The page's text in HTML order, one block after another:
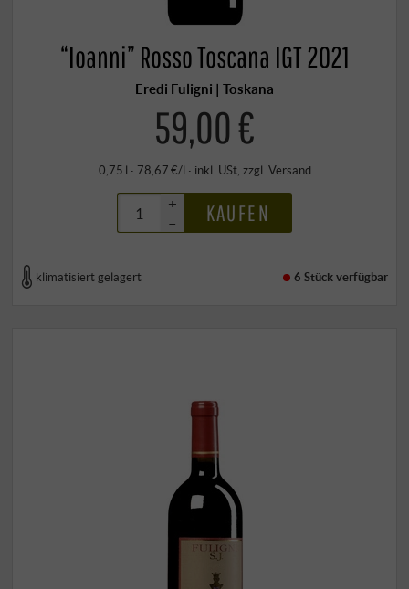
“Ioanni” Rosso Toscana IGT 2021
Eredi Fuligni | Toskana
59,00 €
0,75 l · 78,67 €/l · inkl. USt, zzgl. Versand
+
–
KAUFEN
klimatisiert gelagert 6 Stückverfügbar